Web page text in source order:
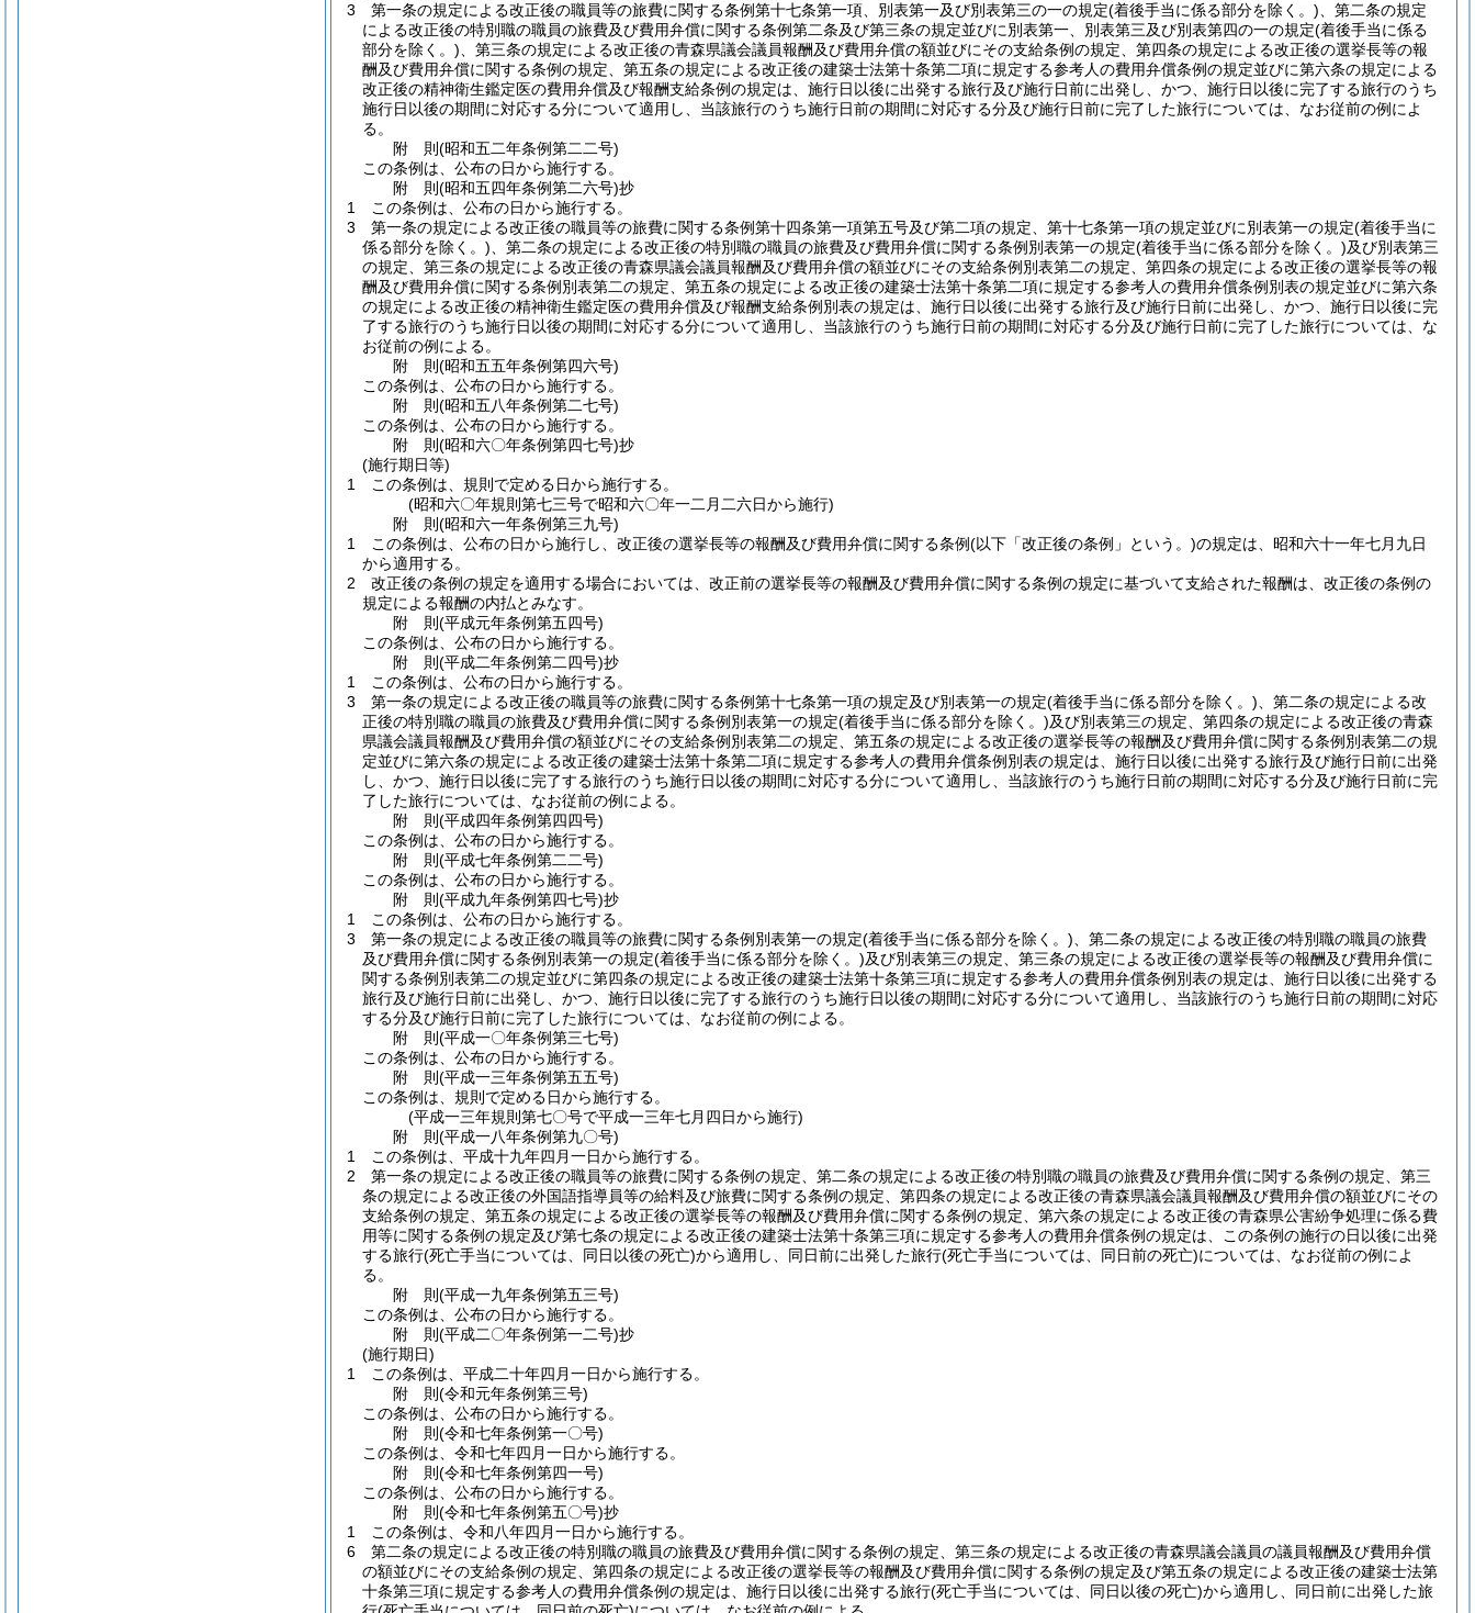
3
第一条の規定による改正後の職員等の旅費に関する条例第十七条第一項、別表第一及び別表第三の一の規定(着後手当に係る部分を除く。) 、第二条の規定
による改正後の特別職の職員の旅費及び費用弁償に関する条例第二条及び第三条の規定並びに別表第一、別表第三及び別表第四の一の規定(着後手当に係る
部分を除く。) 、第三条の規定による改正後の青森県議会議員報酬及び費用弁償の額並びにその支給条例の規定、第四条の規定による改正後の選挙長等の報
酬及び費用弁償に関する条例の規定、第五条の規定による改正後の建築士法第十条第二項に規定する参考人の費用弁償条例の規定並びに第六条の規定による
改正後の精神衛生鑑定医の費用弁償及び報酬支給条例の規定は、施行日以後に出発する旅行及び施行日前に出発し、かつ、施行日以後に完了する旅行のうち
施行日以後の期間に対応する分について適用し、当該旅行のうち施行日前の期間に対応する分及び施行日前に完了した旅行については、なお従前の例によ
る。
附 則(昭和五二年条例第二二号)
この条例は、公布の日から施行する。
附 則(昭和五四年条例第二六号)抄
1
この条例は、公布の日から施行する。
3
第一条の規定による改正後の職員等の旅費に関する条例第十四条第一項第五号及び第二項の規定、第十七条第一項の規定並びに別表第一の規定(着後手当に
係る部分を除く。) 、第二条の規定による改正後の特別職の職員の旅費及び費用弁償に関する条例別表第一の規定(着後手当に係る部分を除く。)及び別表第三
の規定、第三条の規定による改正後の青森県議会議員報酬及び費用弁償の額並びにその支給条例別表第二の規定、第四条の規定による改正後の選挙長等の報
酬及び費用弁償に関する条例別表第二の規定、第五条の規定による改正後の建築士法第十条第二項に規定する参考人の費用弁償条例別表の規定並びに第六条
の規定による改正後の精神衛生鑑定医の費用弁償及び報酬支給条例別表の規定は、施行日以後に出発する旅行及び施行日前に出発し、かつ、施行日以後に完
了する旅行のうち施行日以後の期間に対応する分について適用し、当該旅行のうち施行日前の期間に対応する分及び施行日前に完了した旅行については、な
お従前の例による。
附 則(昭和五五年条例第四六号)
この条例は、公布の日から施行する。
附 則(昭和五八年条例第二七号)
この条例は、公布の日から施行する。
附 則(昭和六〇年条例第四七号)抄
(施行期日等)
1
この条例は、規則で定める日から施行する。
(昭和六〇年規則第七三号で昭和六〇年一二月二六日から施行)
附 則(昭和六一年条例第三九号)
1
この条例は、公布の日から施行し、改正後の選挙長等の報酬及び費用弁償に関する条例(以下「改正後の条例」という。)の規定は、昭和六十一年七月九日
から適用する。
2
改正後の条例の規定を適用する場合においては、改正前の選挙長等の報酬及び費用弁償に関する条例の規定に基づいて支給された報酬は、改正後の条例の
規定による報酬の内払とみなす。
附 則(平成元年条例第五四号)
この条例は、公布の日から施行する。
附 則(平成二年条例第二四号)抄
1
この条例は、公布の日から施行する。
3
第一条の規定による改正後の職員等の旅費に関する条例第十七条第一項の規定及び別表第一の規定(着後手当に係る部分を除く。) 、第二条の規定による改
正後の特別職の職員の旅費及び費用弁償に関する条例別表第一の規定(着後手当に係る部分を除く。)及び別表第三の規定、第四条の規定による改正後の青森
県議会議員報酬及び費用弁償の額並びにその支給条例別表第二の規定、第五条の規定による改正後の選挙長等の報酬及び費用弁償に関する条例別表第二の規
定並びに第六条の規定による改正後の建築士法第十条第二項に規定する参考人の費用弁償条例別表の規定は、施行日以後に出発する旅行及び施行日前に出発
し、かつ、施行日以後に完了する旅行のうち施行日以後の期間に対応する分について適用し、当該旅行のうち施行日前の期間に対応する分及び施行日前に完
了した旅行については、なお従前の例による。
附 則(平成四年条例第四四号)
この条例は、公布の日から施行する。
附 則(平成七年条例第二二号)
この条例は、公布の日から施行する。
附 則(平成九年条例第四七号)抄
1
この条例は、公布の日から施行する。
3
第一条の規定による改正後の職員等の旅費に関する条例別表第一の規定(着後手当に係る部分を除く。) 、第二条の規定による改正後の特別職の職員の旅費
及び費用弁償に関する条例別表第一の規定(着後手当に係る部分を除く。)及び別表第三の規定、第三条の規定による改正後の選挙長等の報酬及び費用弁償に
関する条例別表第二の規定並びに第四条の規定による改正後の建築士法第十条第三項に規定する参考人の費用弁償条例別表の規定は、施行日以後に出発する
旅行及び施行日前に出発し、かつ、施行日以後に完了する旅行のうち施行日以後の期間に対応する分について適用し、当該旅行のうち施行日前の期間に対応
する分及び施行日前に完了した旅行については、なお従前の例による。
附 則(平成一〇年条例第三七号)
この条例は、公布の日から施行する。
附 則(平成一三年条例第五五号)
この条例は、規則で定める日から施行する。
(平成一三年規則第七〇号で平成一三年七月四日から施行)
附 則(平成一八年条例第九〇号)
1
この条例は、平成十九年四月一日から施行する。
2
第一条の規定による改正後の職員等の旅費に関する条例の規定、第二条の規定による改正後の特別職の職員の旅費及び費用弁償に関する条例の規定、第三
条の規定による改正後の外国語指導員等の給料及び旅費に関する条例の規定、第四条の規定による改正後の青森県議会議員報酬及び費用弁償の額並びにその
支給条例の規定、第五条の規定による改正後の選挙長等の報酬及び費用弁償に関する条例の規定、第六条の規定による改正後の青森県公害紛争処理に係る費
用等に関する条例の規定及び第七条の規定による改正後の建築士法第十条第三項に規定する参考人の費用弁償条例の規定は、この条例の施行の日以後に出発
する旅行(死亡手当については、同日以後の死亡)から適用し、同日前に出発した旅行(死亡手当については、同日前の死亡)については、なお従前の例によ
る。
附 則(平成一九年条例第五三号)
この条例は、公布の日から施行する。
附 則(平成二〇年条例第一二号)抄
(施行期日)
1
この条例は、平成二十年四月一日から施行する。
附 則(令和元年条例第三号)
この条例は、公布の日から施行する。
附 則(令和七年条例第一〇号)
この条例は、令和七年四月一日から施行する。
附 則(令和七年条例第四一号)
この条例は、公布の日から施行する。
附 則(令和七年条例第五〇号)抄
1
この条例は、令和八年四月一日から施行する。
6
第二条の規定による改正後の特別職の職員の旅費及び費用弁償に関する条例の規定、第三条の規定による改正後の青森県議会議員の議員報酬及び費用弁償
の額並びにその支給条例の規定、第四条の規定による改正後の選挙長等の報酬及び費用弁償に関する条例の規定及び第五条の規定による改正後の建築士法第
十条第三項に規定する参考人の費用弁償条例の規定は、施行日以後に出発する旅行(死亡手当については、同日以後の死亡)から適用し、同日前に出発した旅